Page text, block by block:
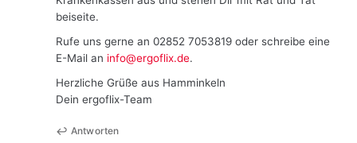
beiseite.
Rufe uns gerne an 02852 7053819 oder schreibe eine
E-Mail an info@ergoflix.de.
Herzliche Grüße aus Hamminkeln
Dein ergoflix-Team
Antworten